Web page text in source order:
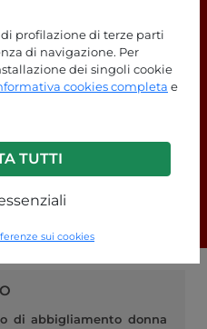
profilazione di terze parti
di navigazione. Per
dei singoli cookie
cookies completa e
TUTTI
sui cookies
risposte?
nostra pagina
di abbigliamento donna